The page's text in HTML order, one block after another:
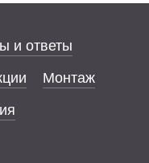
и ответы
Монтаж